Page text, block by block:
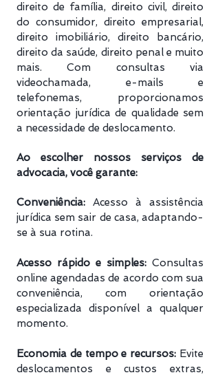
direito de família, direito civil, direito
do consumidor, direito empresarial,
direito imobiliário, direito bancário,
direito da saúde, direito penal e muito
mais. Com consultas via
videochamada, e-mails e
telefonemas, proporcionamos
orientação jurídica de qualidade sem
a necessidade de deslocamento.
Ao escolher nossos serviços de
advocacia, você garante:
Conveniência: Acesso à assistência
jurídica sem sair de casa, adaptando-
se à sua rotina.
Acesso rápido e simples: Consultas
online agendadas de acordo com sua
conveniência, com orientação
especializada disponível a qualquer
momento.
Economia de tempo e recursos: Evite
deslocamentos e custos extras,